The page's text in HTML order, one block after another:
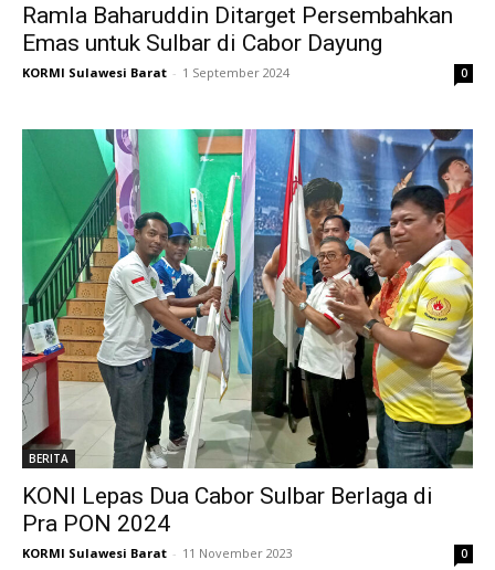
Ramla Baharuddin Ditarget Persembahkan
Emas untuk Sulbar di Cabor Dayung
KORMI Sulawesi Barat - 1 September 2024 0
BERITA
KONI Lepas Dua Cabor Sulbar Berlaga di
Pra PON 2024
KORMI Sulawesi Barat - 11 November 2023 0